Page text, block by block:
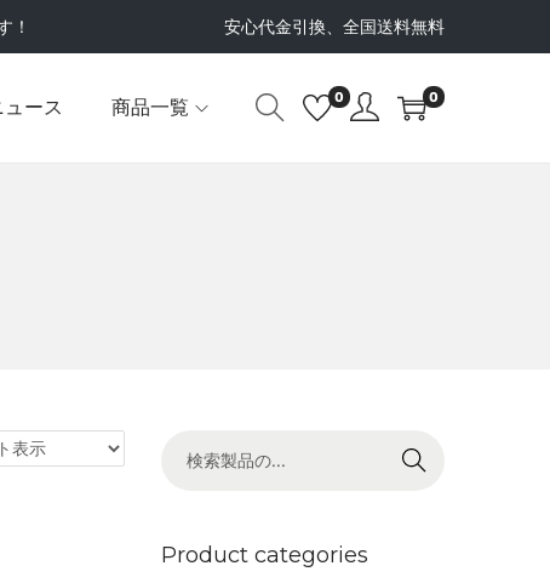
！ 安心代金引換、全国送料無料
ュース 商品一覧 0 0
検索
Product categories